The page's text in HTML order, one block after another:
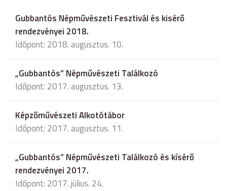
Gubbantós Népművészeti Fesztivál és kisérő
rendezvényei 2018.
Időpont: 2018. augusztus. 10.
„Gubbantós” Népművészeti Találkozó
Időpont: 2017. augusztus. 13.
Képzőművészeti Alkotótábor
Időpont: 2017. augusztus. 11.
„Gubbantós” Népművészeti Találkozó és kísérő
rendezvényei 2017.
Időpont: 2017. július. 24.